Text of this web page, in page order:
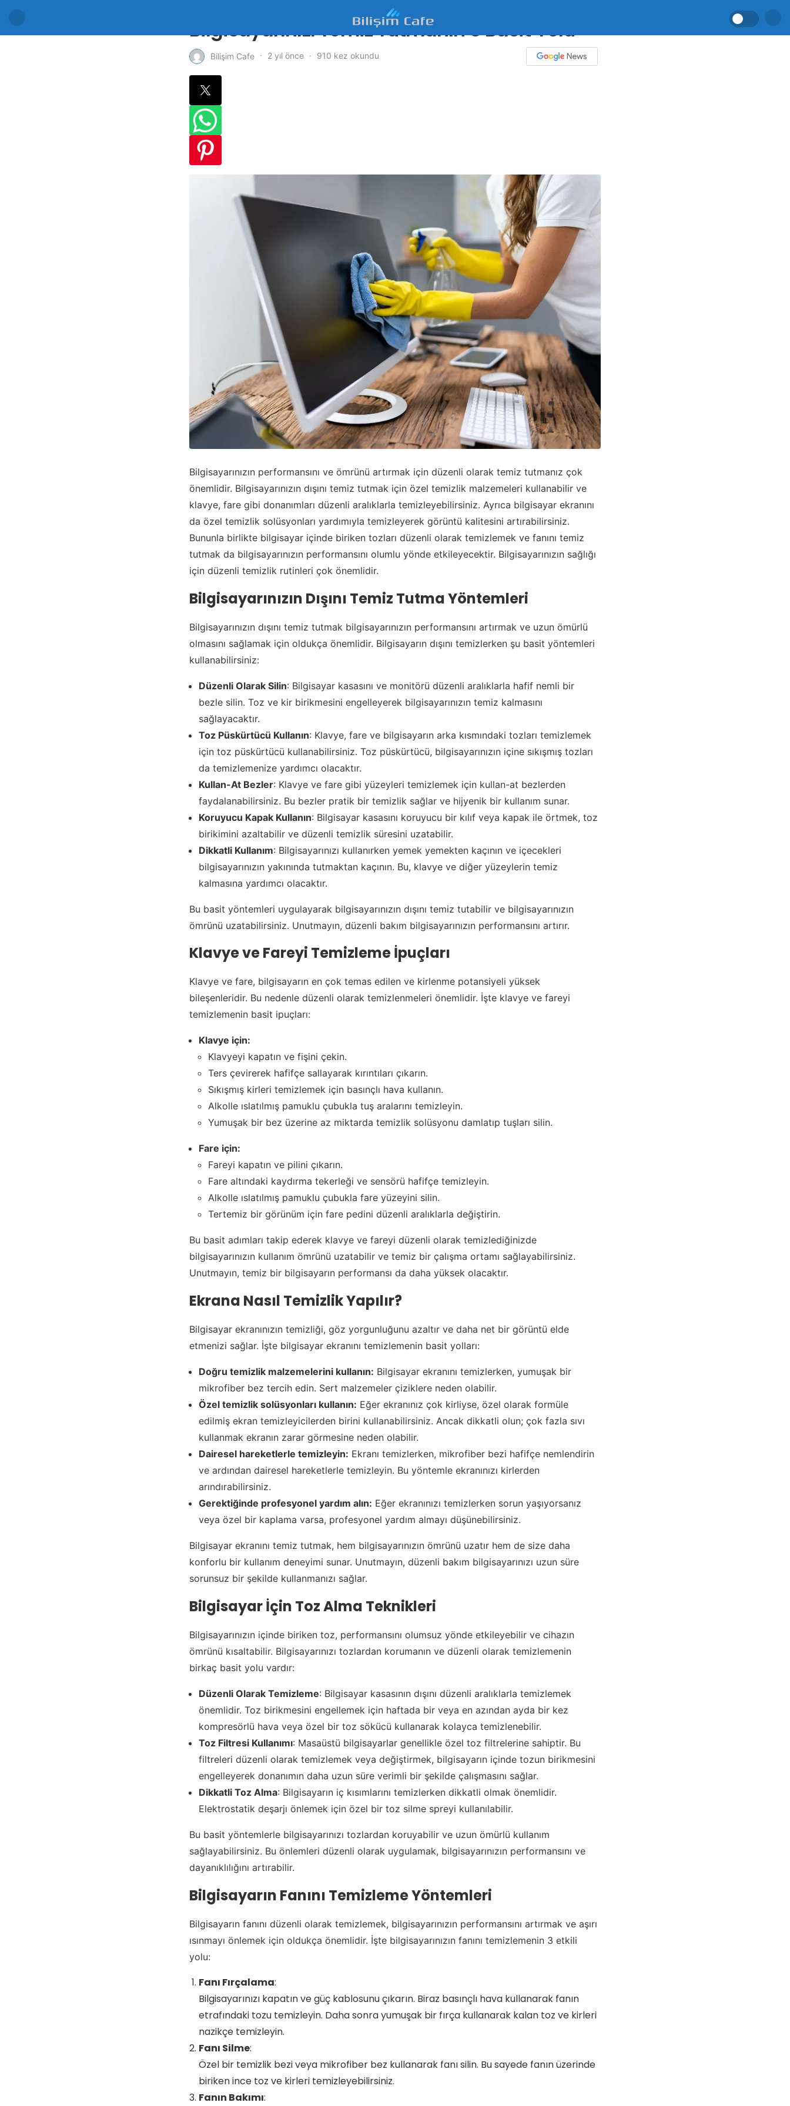
Bilgisayarınızı Temiz Tutmanın 5 Basit Yolu
Bilişim Cafe 2 yıl önce 910 kez okundu
Bilgisayarınızın performansını ve ömrünü artırmak için düzenli olarak temiz tutmanız çok
önemlidir. Bilgisayarınızın dışını temiz tutmak için özel temizlik malzemeleri kullanabilir ve
klavye, fare gibi donanımları düzenli aralıklarla temizleyebilirsiniz. Ayrıca bilgisayar ekranını
da özel temizlik solüsyonları yardımıyla temizleyerek görüntü kalitesini artırabilirsiniz.
Bununla birlikte bilgisayar içinde biriken tozları düzenli olarak temizlemek ve fanını temiz
tutmak da bilgisayarınızın performansını olumlu yönde etkileyecektir. Bilgisayarınızın sağlığı
için düzenli temizlik rutinleri çok önemlidir.
Bilgisayarınızın Dışını Temiz Tutma Yöntemleri
Bilgisayarınızın dışını temiz tutmak bilgisayarınızın performansını artırmak ve uzun ömürlü
olmasını sağlamak için oldukça önemlidir. Bilgisayarın dışını temizlerken şu basit yöntemleri
kullanabilirsiniz:
Düzenli Olarak Silin: Bilgisayar kasasını ve monitörü düzenli aralıklarla hafif nemli bir
bezle silin. Toz ve kir birikmesini engelleyerek bilgisayarınızın temiz kalmasını
sağlayacaktır.
Toz Püskürtücü Kullanın: Klavye, fare ve bilgisayarın arka kısmındaki tozları temizlemek
için toz püskürtücü kullanabilirsiniz. Toz püskürtücü, bilgisayarınızın içine sıkışmış tozları
da temizlemenize yardımcı olacaktır.
Kullan-At Bezler: Klavye ve fare gibi yüzeyleri temizlemek için kullan-at bezlerden
faydalanabilirsiniz. Bu bezler pratik bir temizlik sağlar ve hijyenik bir kullanım sunar.
Koruyucu Kapak Kullanın: Bilgisayar kasasını koruyucu bir kılıf veya kapak ile örtmek, toz
birikimini azaltabilir ve düzenli temizlik süresini uzatabilir.
Dikkatli Kullanım: Bilgisayarınızı kullanırken yemek yemekten kaçının ve içecekleri
bilgisayarınızın yakınında tutmaktan kaçının. Bu, klavye ve diğer yüzeylerin temiz
kalmasına yardımcı olacaktır.
Bu basit yöntemleri uygulayarak bilgisayarınızın dışını temiz tutabilir ve bilgisayarınızın
ömrünü uzatabilirsiniz. Unutmayın, düzenli bakım bilgisayarınızın performansını artırır.
Klavye ve Fareyi Temizleme İpuçları
Klavye ve fare, bilgisayarın en çok temas edilen ve kirlenme potansiyeli yüksek
bileşenleridir. Bu nedenle düzenli olarak temizlenmeleri önemlidir. İşte klavye ve fareyi
temizlemenin basit ipuçları:
Klavye için:
Klavyeyi kapatın ve fişini çekin.
Ters çevirerek hafifçe sallayarak kırıntıları çıkarın.
Sıkışmış kirleri temizlemek için basınçlı hava kullanın.
Alkolle ıslatılmış pamuklu çubukla tuş aralarını temizleyin.
Yumuşak bir bez üzerine az miktarda temizlik solüsyonu damlatıp tuşları silin.
Fare için:
Fareyi kapatın ve pilini çıkarın.
Fare altındaki kaydırma tekerleği ve sensörü hafifçe temizleyin.
Alkolle ıslatılmış pamuklu çubukla fare yüzeyini silin.
Tertemiz bir görünüm için fare pedini düzenli aralıklarla değiştirin.
Bu basit adımları takip ederek klavye ve fareyi düzenli olarak temizlediğinizde
bilgisayarınızın kullanım ömrünü uzatabilir ve temiz bir çalışma ortamı sağlayabilirsiniz.
Unutmayın, temiz bir bilgisayarın performansı da daha yüksek olacaktır.
Ekrana Nasıl Temizlik Yapılır?
Bilgisayar ekranınızın temizliği, göz yorgunluğunu azaltır ve daha net bir görüntü elde
etmenizi sağlar. İşte bilgisayar ekranını temizlemenin basit yolları:
Doğru temizlik malzemelerini kullanın: Bilgisayar ekranını temizlerken, yumuşak bir
mikrofiber bez tercih edin. Sert malzemeler çiziklere neden olabilir.
Özel temizlik solüsyonları kullanın: Eğer ekranınız çok kirliyse, özel olarak formüle
edilmiş ekran temizleyicilerden birini kullanabilirsiniz. Ancak dikkatli olun; çok fazla sıvı
kullanmak ekranın zarar görmesine neden olabilir.
Dairesel hareketlerle temizleyin: Ekranı temizlerken, mikrofiber bezi hafifçe nemlendirin
ve ardından dairesel hareketlerle temizleyin. Bu yöntemle ekranınızı kirlerden
arındırabilirsiniz.
Gerektiğinde profesyonel yardım alın: Eğer ekranınızı temizlerken sorun yaşıyorsanız
veya özel bir kaplama varsa, profesyonel yardım almayı düşünebilirsiniz.
Bilgisayar ekranını temiz tutmak, hem bilgisayarınızın ömrünü uzatır hem de size daha
konforlu bir kullanım deneyimi sunar. Unutmayın, düzenli bakım bilgisayarınızı uzun süre
sorunsuz bir şekilde kullanmanızı sağlar.
Bilgisayar İçin Toz Alma Teknikleri
Bilgisayarınızın içinde biriken toz, performansını olumsuz yönde etkileyebilir ve cihazın
ömrünü kısaltabilir. Bilgisayarınızı tozlardan korumanın ve düzenli olarak temizlemenin
birkaç basit yolu vardır:
Düzenli Olarak Temizleme: Bilgisayar kasasının dışını düzenli aralıklarla temizlemek
önemlidir. Toz birikmesini engellemek için haftada bir veya en azından ayda bir kez
kompresörlü hava veya özel bir toz sökücü kullanarak kolayca temizlenebilir.
Toz Filtresi Kullanımı: Masaüstü bilgisayarlar genellikle özel toz filtrelerine sahiptir. Bu
filtreleri düzenli olarak temizlemek veya değiştirmek, bilgisayarın içinde tozun birikmesini
engelleyerek donanımın daha uzun süre verimli bir şekilde çalışmasını sağlar.
Dikkatli Toz Alma: Bilgisayarın iç kısımlarını temizlerken dikkatli olmak önemlidir.
Elektrostatik deşarjı önlemek için özel bir toz silme spreyi kullanılabilir.
Bu basit yöntemlerle bilgisayarınızı tozlardan koruyabilir ve uzun ömürlü kullanım
sağlayabilirsiniz. Bu önlemleri düzenli olarak uygulamak, bilgisayarınızın performansını ve
dayanıklılığını artırabilir.
Bilgisayarın Fanını Temizleme Yöntemleri
Bilgisayarın fanını düzenli olarak temizlemek, bilgisayarınızın performansını artırmak ve aşırı
ısınmayı önlemek için oldukça önemlidir. İşte bilgisayarınızın fanını temizlemenin 3 etkili
yolu:
Fanı Fırçalama:
Bilgisayarınızı kapatın ve güç kablosunu çıkarın. Biraz basınçlı hava kullanarak fanın
etrafındaki tozu temizleyin. Daha sonra yumuşak bir fırça kullanarak kalan toz ve kirleri
nazikçe temizleyin.
Fanı Silme:
Özel bir temizlik bezi veya mikrofiber bez kullanarak fanı silin. Bu sayede fanın üzerinde
biriken ince toz ve kirleri temizleyebilirsiniz.
Fanın Bakımı: